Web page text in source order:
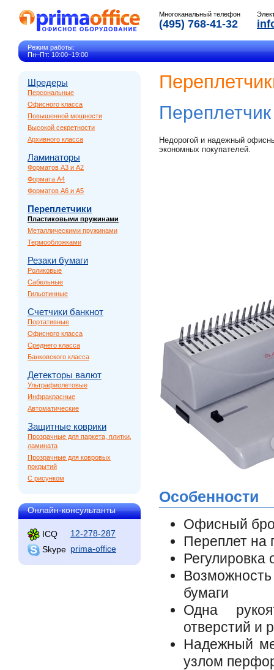
Многоканальный телефон
(495) 768-41-32
Режим работы:
Пн–Пт: 10:00–19:00
Шредеры
Персональные
Офисного класса
Повышенной мощности
Высокой секретности
Архивного класса
Ламинаторы
Форматов A3 и A2
Формата A4
Форматов A6 и A5
Переплетчики
Пластиковыми пружинами
Металлическими пружинами
Термообложками
Резаки бумаги
Роликовые
Сабельные
Гильотинные
Счетчики банкнот
Портативные
Офисного класса
Среднего класса
Банковского класса
Детекторы валют
Ультрафиолетовые
Инфракрасные
Автоматические
Защитные коврики
Прозрачные для паркета, плитки,
ламината
Прозрачные для ковровых
покрытий
С рисунком
Онлайн-консультанты
ICQ
12-278-287
Skype prima-office
Недорогой и надежный
экономных покупателей.
Особенности
Офисный
Переплет на
Регулировка
бумаги
Одна
отверстий и
Надежный
узлом